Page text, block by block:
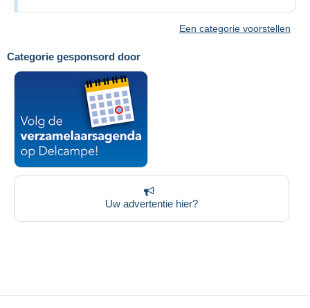
Categorie gesponsord door
Uw advertentie hier?
Een categorie voorstellen